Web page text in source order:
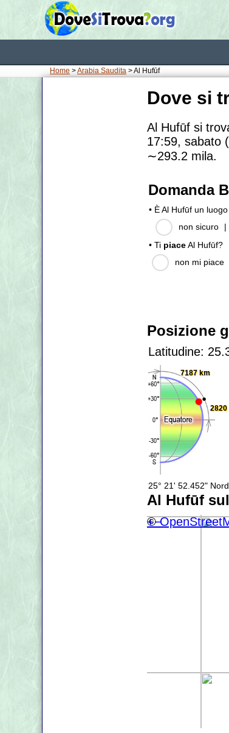
Home >Arabia Saudita > Al Hufūf
Dove si
Al Hufūf si
17:59, sabato
∼293.2 mila.
Domanda
• È Al Hufūf un luogo
non sicuro
|
• Ti piaceAl Hufūf?
non mi piace
Posizione
Latitudine:
7187 km
2820
25° 21' 52.452" Nord
Al Hufūf
+−
©